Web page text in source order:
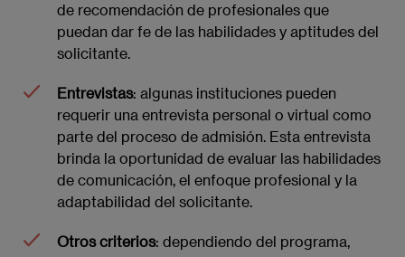
de recomendación de profesionales que
puedan dar fe de las habilidades y aptitudes del
solicitante.
Entrevistas: algunas instituciones pueden
requerir una entrevista personal o virtual como
parte del proceso de admisión. Esta entrevista
brinda la oportunidad de evaluar las habilidades
de comunicación, el enfoque profesional y la
adaptabilidad del solicitante.
Otros criterios: dependiendo del programa,